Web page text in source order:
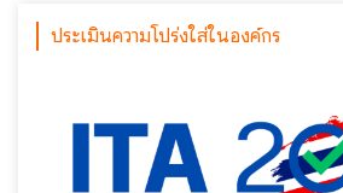
ประเมินความโปร่งใส่ในองค์กร